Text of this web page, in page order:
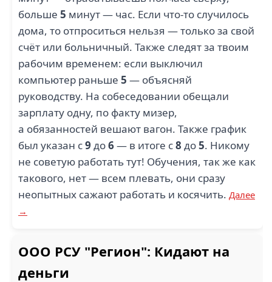
больше 5 минут — час. Если что-то случилось
дома, то отпроситься нельзя — только за свой
счёт или больничный. Также следят за твоим
рабочим временем: если выключил
компьютер раньше 5 — объясняй
руководству. На собеседовании обещали
зарплату одну, по факту мизер,
а обязанностей вешают вагон. Также график
был указан с9 до6 — в итоге с8 до5. Никому
не советую работать тут! Обучения, так же как
такового, нет — всем плевать, они сразу
неопытных сажают работать и косячить. Далее
→
ООО РСУ "Регион": Кидают на
деньги